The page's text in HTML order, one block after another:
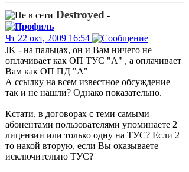
Destroyed -
Чт 22 окт, 2009 16:54
JK - на пальцах, он и Вам ничего не
оплачивает как ОП ТУС "А" , а оплачивает
Вам как ОП ПД "А"
А ссылку на всем известное обсуждение
так и не нашли? Однако показательно.
Кстати, в договорах с теми самыми
абонентами пользователями упоминаете 2
лицензии или только одну на ТУС? Если 2
то накой вторую, если Вы оказываете
исключительно ТУС?